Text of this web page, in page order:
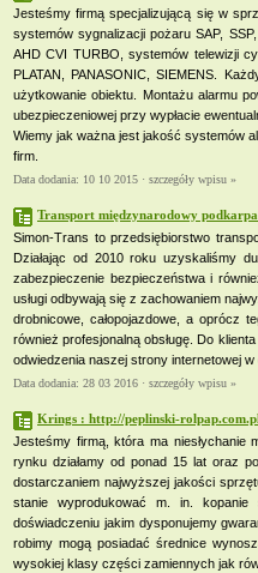
Jesteśmy firmą specjalizującą się w
systemów sygnalizacji pożaru SAP,
AHD CVI TURBO, systemów telewizji
PLATAN, PANASONIC, SIEMENS.
użytkowanie obiektu. Montażu alarmu
ubezpieczeniowej przy wypłacie
Wiemy jak ważna jest jakość systemów
firm.
Data dodania: 10 10 2015 · szczegóły wpisu »
Transport międzynarodowy
Simon-Trans to przedsiębiorstwo
Działając od 2010 roku uzyskaliśmy
zabezpieczenie bezpieczeństwa i
usługi odbywają się z zachowaniem
drobnicowe, całopojazdowe, a oprócz
również profesjonalną obsługę. Do
odwiedzenia naszej strony internetowej
Data dodania: 28 03 2016 · szczegóły wpisu »
Krings : http://peplinski-
Jesteśmy firmą, która ma niesłychanie
rynku działamy od ponad 15 lat oraz
dostarczaniem najwyższej jakości
stanie wyprodukować m. in. kopanie
doświadczeniu jakim dysponujemy
robimy mogą posiadać średnice
wysokiej klasy części zamiennych jak